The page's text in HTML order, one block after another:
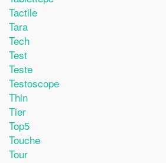
Tactile
Tara
Tech
Test
Teste
Testoscope
Thin
Tier
Top5
Touche
Tour